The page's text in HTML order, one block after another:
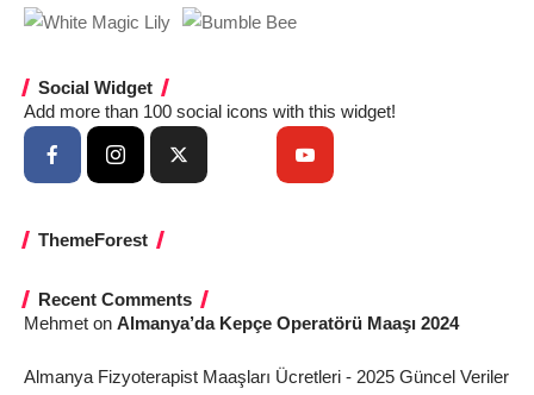
Social Widget
Add more than 100 social icons with this widget!
ThemeForest
Recent Comments
Mehmet on Almanya’da Kepçe Operatörü Maaşı 2024
Almanya Fizyoterapist Maaşları Ücretleri - 2025 Güncel Veriler